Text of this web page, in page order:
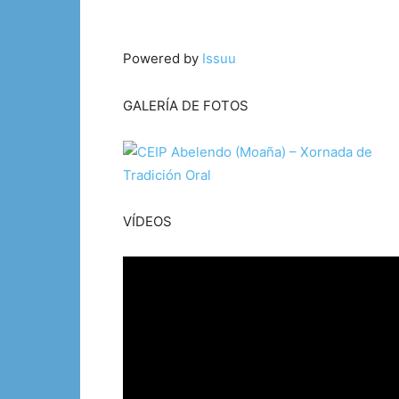
Powered by Issuu
GALERÍA DE FOTOS
VÍDEOS